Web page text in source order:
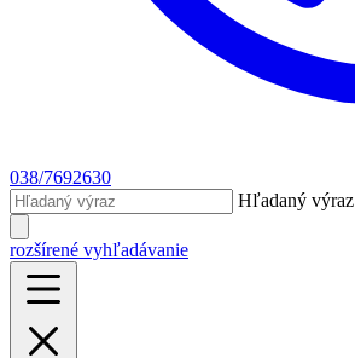
038/7692630
Hľadaný výraz
rozšírené vyhľadávanie